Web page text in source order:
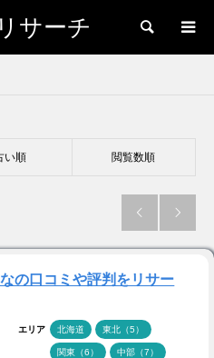
サーチ 検索
い順 閲覧数順
 
の口コミや評判をリサー
エリア 北海道 東北（5）
関東（6） 中部（7）